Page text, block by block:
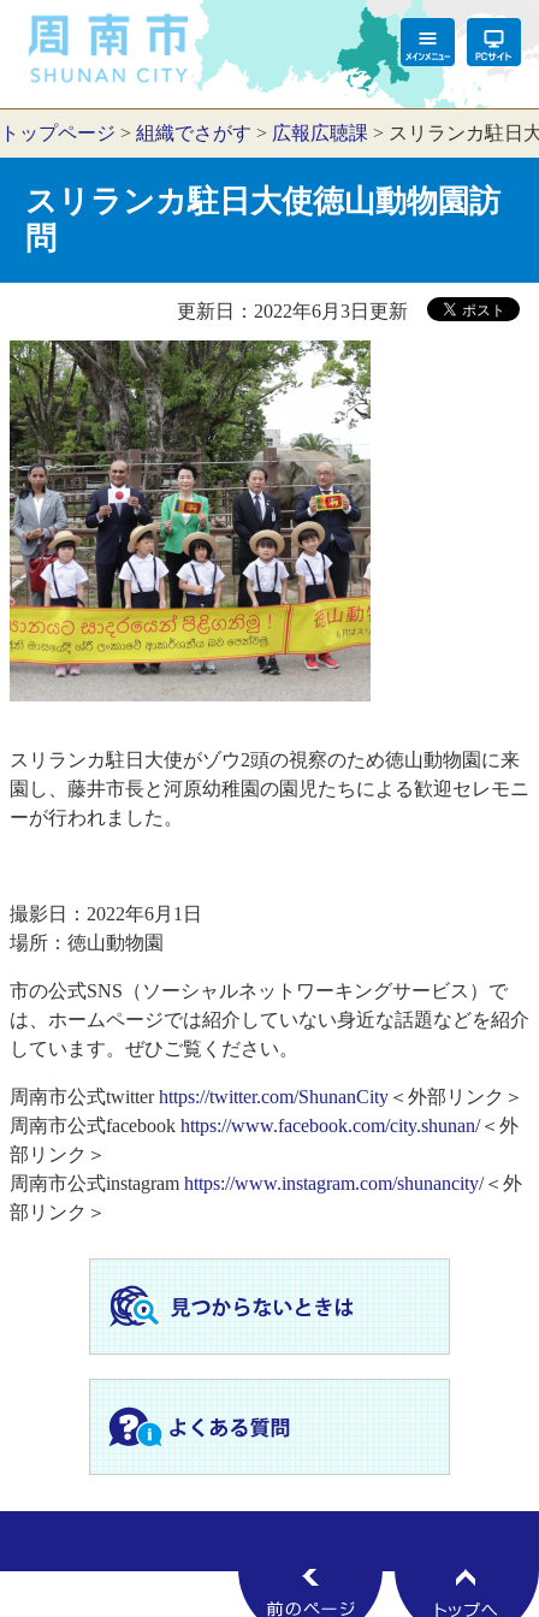
トップページ > 組織でさがす > 広報広聴課 > スリランカ駐日
スリランカ駐日大使徳山動物園訪
問
更新日：2022年6月3日更新
スリランカ駐日大使がゾウ2頭の視察のため徳山動物園に来
園し、藤井市長と河原幼稚園の園児たちによる歓迎セレモニ
ーが行われました。
撮影日：2022年6月1日
場所：徳山動物園
市の公式SNS（ソーシャルネットワーキングサービス）で
は、ホームページでは紹介していない身近な話題などを紹介
しています。ぜひご覧ください。
周南市公式twitterhttps://twitter.com/ShunanCity ＜外部リンク＞
周南市公式facebook https://www.facebook.com/city.shunan/＜外
部リンク＞
周南市公式instagram https://www.instagram.com/shunancity/＜外
部リンク＞